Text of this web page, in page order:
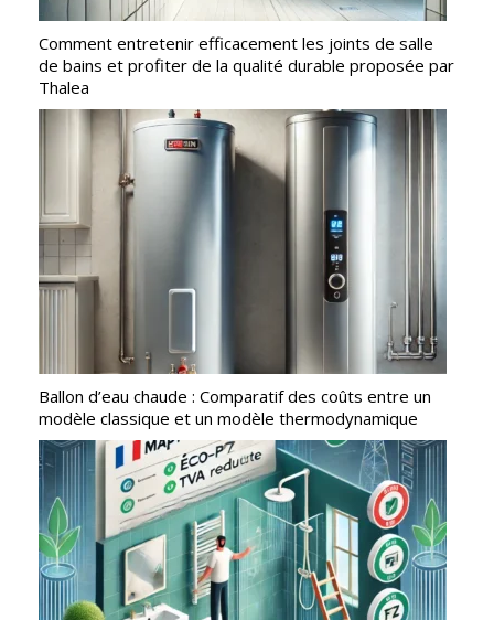
Comment entretenir efficacement les joints de salle
de bains et profiter de la qualité durable proposée par
Thalea
Ballon d’eau chaude : Comparatif des coûts entre un
modèle classique et un modèle thermodynamique